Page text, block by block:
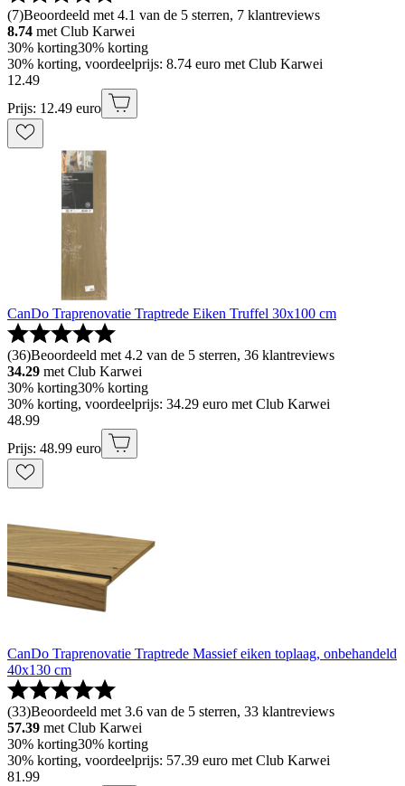
(7)Beoordeeld met 4.1 van de 5 sterren, 7 klantreviews
8.74 met Club Karwei
30% korting30% korting
30% korting, voordeelprijs: 8.74 euro met Club Karwei
12.49
Prijs: 12.49 euro
CanDo Traprenovatie Traptrede Eiken Truffel 30x100 cm
(36)Beoordeeld met 4.2 van de 5 sterren, 36 klantreviews
34.29 met Club Karwei
30% korting30% korting
30% korting, voordeelprijs: 34.29 euro met Club Karwei
48.99
Prijs: 48.99 euro
CanDo Traprenovatie Traptrede Massief eiken toplaag, onbehandeld
40x130 cm
(33)Beoordeeld met 3.6 van de 5 sterren, 33 klantreviews
57.39 met Club Karwei
30% korting30% korting
30% korting, voordeelprijs: 57.39 euro met Club Karwei
81.99